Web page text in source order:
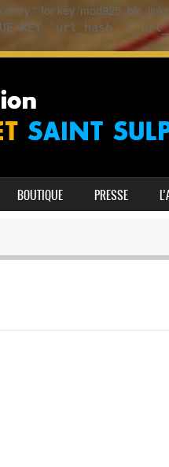
entry '' for key
KEY `url_hash`
BOUTIQUE PRESSE